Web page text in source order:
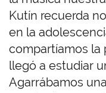
Kutín recuerda
en la
compartíamos la
llegó a estudiar
Agarrábamos